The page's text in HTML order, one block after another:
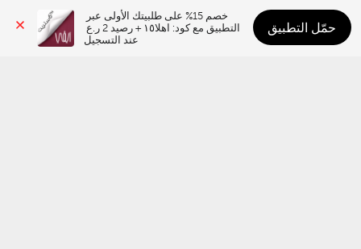
عند التسجيل
حمّل التطبيق